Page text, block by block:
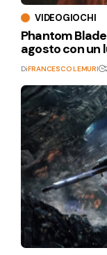
VIDEOGIOCHI
Phantom
agosto con un
DiFRANCESCO LEMURI